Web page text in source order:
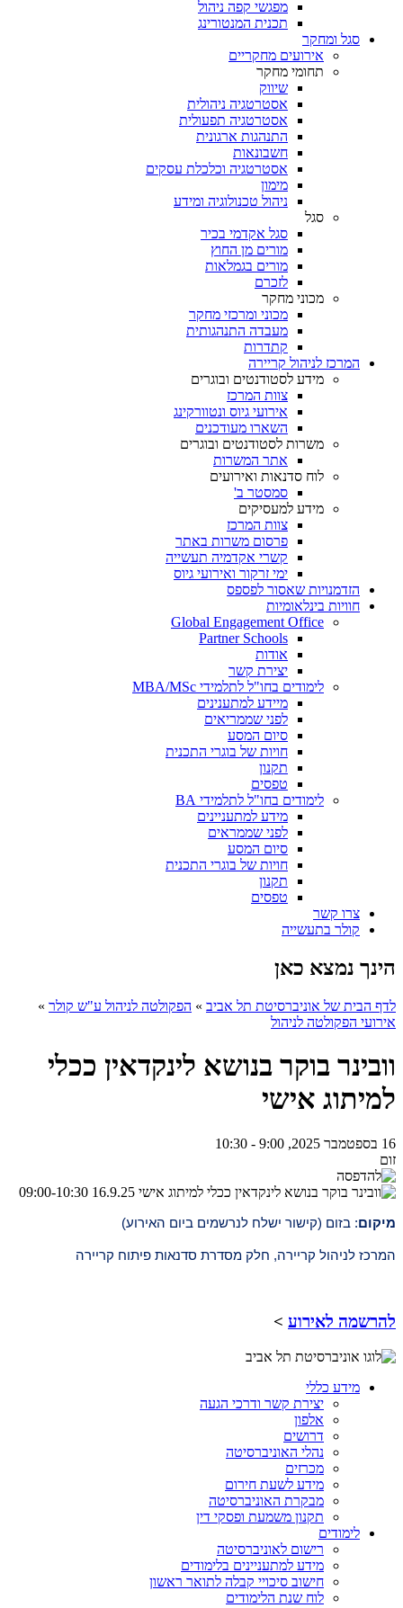
מפגשי קפה ניהול
תכנית המנטורינג
סגל ומחקר
אירועים מחקריים
תחומי מחקר
שיווק
אסטרטגיה ניהולית
אסטרטגיה תפעולית
התנהגות ארגונית
חשבונאות
אסטרטגיה וכלכלת עסקים
מימון
ניהול טכנולוגיה ומידע
סגל
סגל אקדמי בכיר
מורים מן החוץ
מורים בגמלאות
לזכרם
מכוני מחקר
מכוני ומרכזי מחקר
מעבדה התנהגותית
קתדרות
המרכז לניהול קריירה
מידע לסטודנטים ובוגרים
צוות המרכז
אירועי גיוס ונטוורקינג
השארו מעודכנים
משרות לסטודנטים ובוגרים
אתר המשרות
לוח סדנאות ואירועים
סמסטר ב'
מידע למעסיקים
צוות המרכז
פרסום משרות באתר
קשרי אקדמיה תעשייה
ימי זרקור ואירועי גיוס
הזדמנויות שאסור לפספס
חוויות בינלאומיות
Global Engagement Office
Partner Schools
אודות
יצירת קשר
לימודים בחו"ל לתלמידי MBA/MSc
מיידע למתענינים
לפני שממריאים
סיום המסע
חויות של בוגרי התכנית
תקנון
טפסים
לימודים בחו"ל לתלמידי BA
מידע למתעניינים
לפני שממראים
סיום המסע
חויות של בוגרי התכנית
תקנון
טפסים
צרו קשר
קולר בתעשייה
הינך נמצא כאן
לדף הבית של אוניברסיטת תל אביב » הפקולטה לניהול ע"ש קולר »
אירועי הפקולטה לניהול
וובינר בוקר בנושא לינקדאין ככלי
למיתוג אישי
16 בספטמבר 2025, 9:00 - 10:30
זום
מיקום: בזום (קישור ישלח לנרשמים ביום האירוע)
המרכז לניהול קריירה, חלק מסדרת סדנאות פיתוח קריירה
להרשמה לאירוע >
מידע כללי
יצירת קשר ודרכי הגעה
אלפון
דרושים
נהלי האוניברסיטה
מכרזים
מידע לשעת חירום
מבקרת האוניברסיטה
תקנון משמעת ופסקי דין
לימודים
רישום לאוניברסיטה
מידע למתעניינים בלימודים
חישוב סיכויי קבלה לתואר ראשון
לוח שנת הלימודים